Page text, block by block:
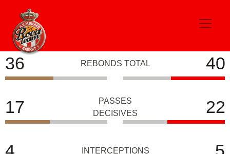
PARIS
36 REBONDS TOTAL 40
17
PASSES
DECISIVES
22
INTERCEPTIONS